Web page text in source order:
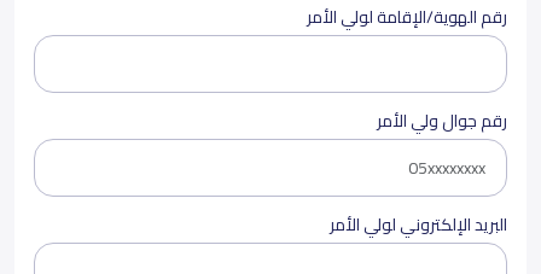
رقم الهوية/الإقامة لولي الأمر
رقم جوال ولي الأمر
البريد الإلكتروني لولي الأمر